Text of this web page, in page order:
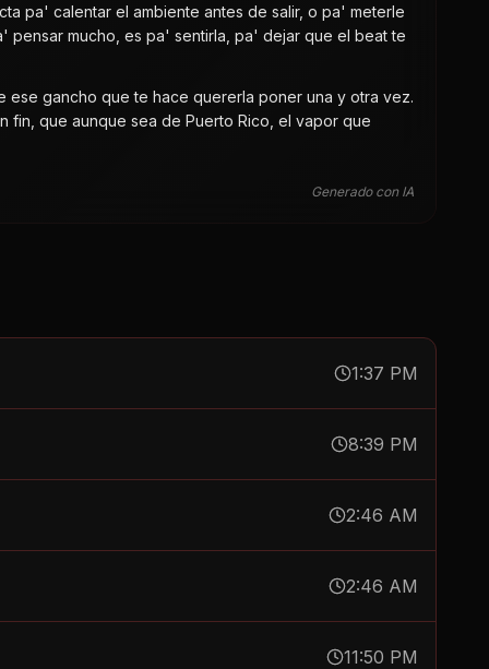
pa' calentar el ambiente antes de salir, o pa' meterle
pensar mucho, es pa' sentirla, pa' dejar que el beat te
gancho que te hace quererla poner una y otra vez.
fin, que aunque sea de Puerto Rico, el vapor que
Generado con IA
1:37 PM
8:39 PM
2:46 AM
2:46 AM
11:50 PM